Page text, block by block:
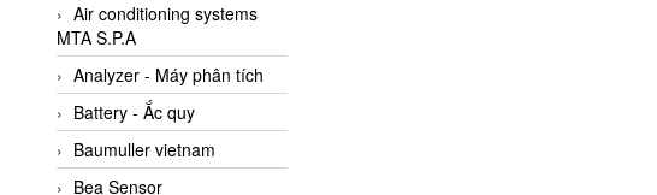
AC&E Telecommunications
AC&T Vietnam
Accepta Vietnam
ACCUMAC Vietnam
AccuWeb Vietnam
Air conditioning systems
MTA S.P.A
Analyzer - Máy phân tích
Battery - Ắc quy
Baumuller vietnam
Bea Sensor